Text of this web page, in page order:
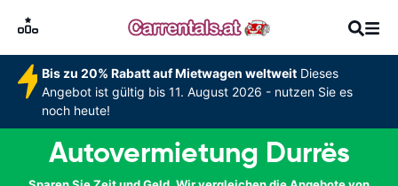
Bis zu 20% Rabatt auf Mietwagen weltweitDieses
Angebot ist gültig bis 11. August 2026 - nutzen Sie es
noch heute!
Autovermietung Durrës